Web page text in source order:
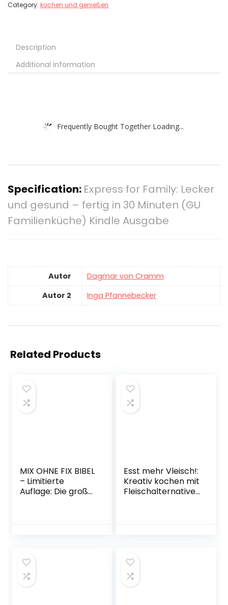
Category: kochen und genießen
Description
Additional information
Frequently Bought Together Loading...
Specification: Express for Family: Lecker
und gesund – fertig in 30 Minuten (GU
Familienküche) Kindle Ausgabe
Autor
Dagmar von Cramm
Autor 2
Inga Pfannebecker
Related Products
MIX OHNE FIX BIBEL
– Limitierte
Auflage: Die große
Esst mehr Vleisch!:
Kreativ kochen mit
Fleischalternative